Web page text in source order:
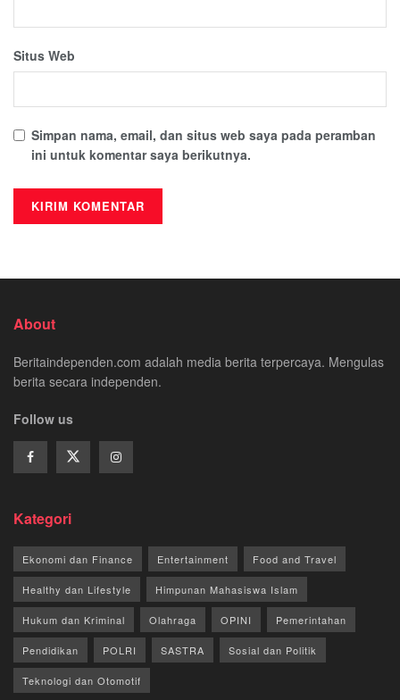
Situs Web
Simpan nama, email, dan situs web saya pada peramban
ini untuk komentar saya berikutnya.
About
Beritaindependen.com adalah media berita terpercaya. Mengulas
berita secara independen.
Follow us
Kategori
Ekonomi dan Finance Entertainment Food and Travel
Healthy dan Lifestyle Himpunan Mahasiswa Islam
Hukum dan Kriminal Olahraga OPINI Pemerintahan
Pendidikan POLRI SASTRA Sosial dan Politik
Teknologi dan Otomotif